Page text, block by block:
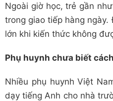
Ngoài giờ học, trẻ gần
trong giao tiếp hàng
lớn khi kiến thức không
Phụ huynh chưa biết
Nhiều phụ huynh Việt
dạy tiếng Anh cho nhà